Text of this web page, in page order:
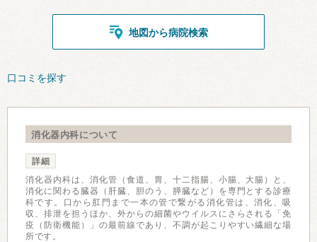
地図から病院検索
口コミを探す
消化器内科について
詳細
消化器内科は、消化管（食道、胃、十二指腸、小腸、大腸）と、
消化に関わる臓器（肝臓、胆のう、膵臓など）を専門とする診療
科です。口から肛門まで一本の管で繋がる消化管は、消化、吸
収、排泄を担うほか、外からの細菌やウイルスにさらされる「免
疫（防衛機能）」の最前線であり、不調が起こりやすい繊細な場
所です。